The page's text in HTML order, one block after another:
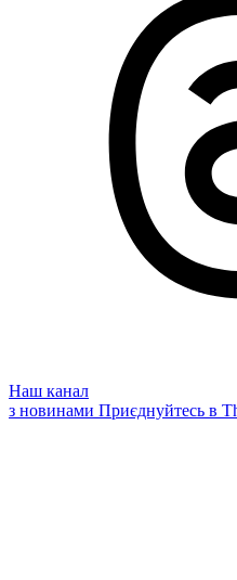
Наш канал
з новинами Приєднуйтесь в